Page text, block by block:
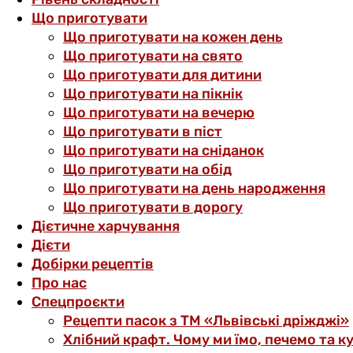
Що приготувати
Що приготувати на кожен день
Що приготувати на свято
Що приготувати для дитини
Що приготувати на пікнік
Що приготувати на вечерю
Що приготувати в піст
Що приготувати на сніданок
Що приготувати на обід
Що приготувати на день народження
Що приготувати в дорогу
Дієтичне харчування
Дієти
Добірки рецептів
Про нас
Спецпроєкти
Рецепти пасок з ТМ «Львівські дріжджі»
Хлібний крафт. Чому ми їмо, печемо та